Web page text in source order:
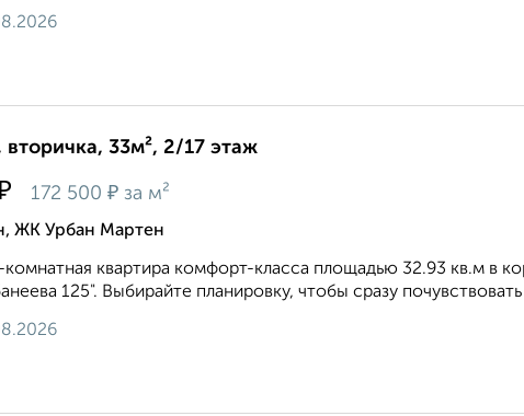
вторичка, 33м², 2/17 этаж
172 500 ₽ за м²
ЖК Урбан Мартен
комнатная квартира комфорт-класса площадью 32.93 кв.м в
125". Выбирайте планировку, чтобы сразу